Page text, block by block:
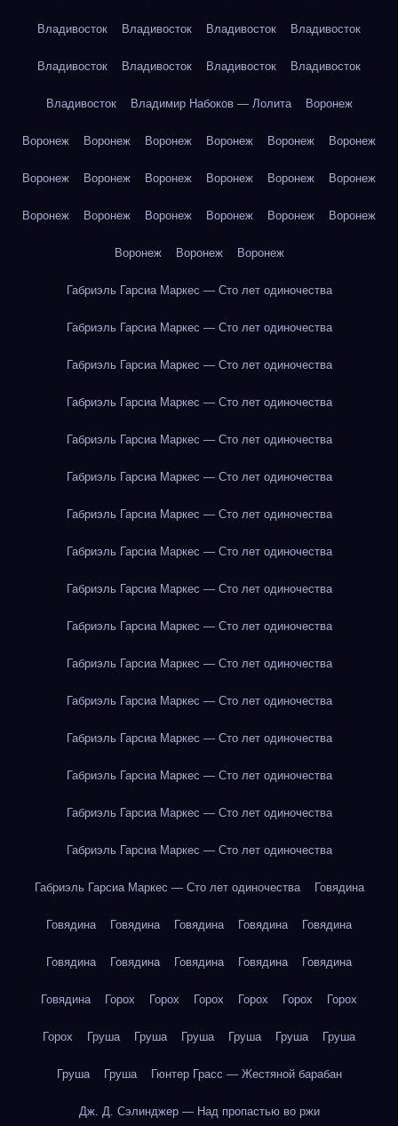
Владивосток Владивосток Владивосток Владивосток
Владивосток Владивосток Владивосток Владивосток
Владивосток Владимир Набоков — Лолита Воронеж
Воронеж Воронеж Воронеж Воронеж Воронеж Воронеж
Воронеж Воронеж Воронеж Воронеж Воронеж Воронеж
Воронеж Воронеж Воронеж Воронеж Воронеж Воронеж
Воронеж Воронеж Воронеж
Габриэль Гарсиа Маркес — Сто лет одиночества
Габриэль Гарсиа Маркес — Сто лет одиночества
Габриэль Гарсиа Маркес — Сто лет одиночества
Габриэль Гарсиа Маркес — Сто лет одиночества
Габриэль Гарсиа Маркес — Сто лет одиночества
Габриэль Гарсиа Маркес — Сто лет одиночества
Габриэль Гарсиа Маркес — Сто лет одиночества
Габриэль Гарсиа Маркес — Сто лет одиночества
Габриэль Гарсиа Маркес — Сто лет одиночества
Габриэль Гарсиа Маркес — Сто лет одиночества
Габриэль Гарсиа Маркес — Сто лет одиночества
Габриэль Гарсиа Маркес — Сто лет одиночества
Габриэль Гарсиа Маркес — Сто лет одиночества
Габриэль Гарсиа Маркес — Сто лет одиночества
Габриэль Гарсиа Маркес — Сто лет одиночества
Габриэль Гарсиа Маркес — Сто лет одиночества
Габриэль Гарсиа Маркес — Сто лет одиночества Говядина
Говядина Говядина Говядина Говядина Говядина
Говядина Говядина Говядина Говядина Говядина
Говядина Горох Горох Горох Горох Горох Горох
Горох Груша Груша Груша Груша Груша Груша
Груша Груша Гюнтер Грасс — Жестяной барабан
Дж. Д. Сэлинджер — Над пропастью во ржи